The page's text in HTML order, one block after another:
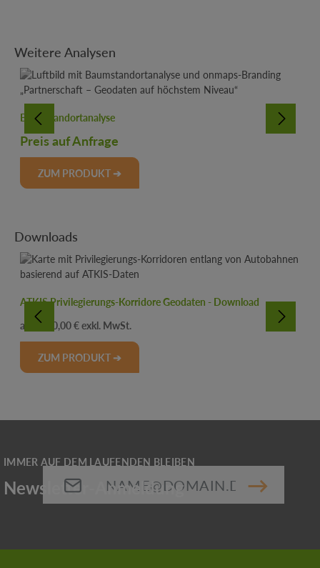
Produktgalerie überspringen
Weitere Analysen
Baumstandortanalyse
Preis auf Anfrage
ZUM PRODUKT ➔
Produktgalerie überspringen
Downloads
ATKIS Privilegierungs-Korridore Geodaten - Download
Regulärer Preis:
1.200,00 €
ZUM PRODUKT ➔
Pflichtfelder.